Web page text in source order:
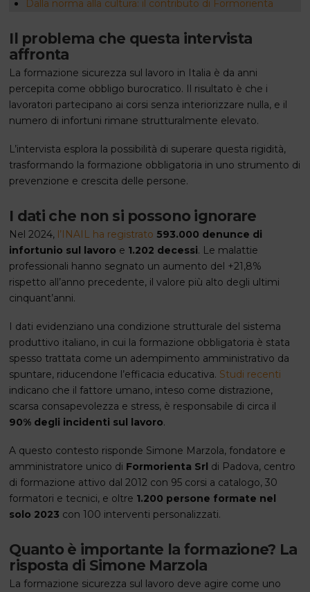
Dalla norma alla cultura: il contributo di Formorienta
Il problema che questa intervista
affronta
La formazione sicurezza sul lavoro in Italia è da anni
percepita come obbligo burocratico. Il risultato è che i
lavoratori partecipano ai corsi senza interiorizzare nulla, e il
numero di infortuni rimane strutturalmente elevato.
L’intervista esplora la possibilità di superare questa rigidità,
trasformando la formazione obbligatoria in uno strumento di
prevenzione e crescita delle persone.
I dati che non si possono ignorare
Nel 2024, l’INAIL ha registrato 593.000 denunce di
infortunio sul lavoro e 1.202 decessi. Le malattie
professionali hanno segnato un aumento del +21,8%
rispetto all’anno precedente, il valore più alto degli ultimi
cinquant’anni.
I dati evidenziano una condizione strutturale del sistema
produttivo italiano, in cui la formazione obbligatoria è stata
spesso trattata come un adempimento amministrativo da
spuntare, riducendone l’efficacia educativa. Studi recenti
indicano che il fattore umano, inteso come distrazione,
scarsa consapevolezza e stress, è responsabile di circa il
90% degli incidenti sul lavoro.
A questo contesto risponde Simone Marzola, fondatore e
amministratore unico di Formorienta Srl di Padova, centro
di formazione attivo dal 2012 con 95 corsi a catalogo, 30
formatori e tecnici, e oltre 1.200 persone formate nel
solo 2023 con 100 interventi personalizzati.
Quanto è importante la formazione? La
risposta di Simone Marzola
La formazione sicurezza sul lavoro deve agire come uno